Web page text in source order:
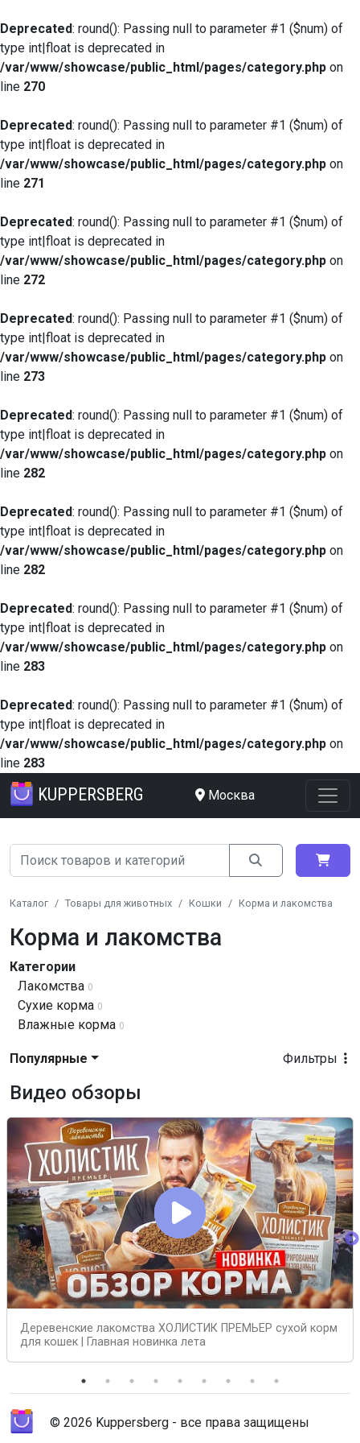
Deprecated: round(): Passing null to parameter #1 ($num) of
type int|float is deprecated in
/var/www/showcase/public_html/pages/category.php on
line 270
Deprecated: round(): Passing null to parameter #1 ($num) of
type int|float is deprecated in
/var/www/showcase/public_html/pages/category.php on
line 271
Deprecated: round(): Passing null to parameter #1 ($num) of
type int|float is deprecated in
/var/www/showcase/public_html/pages/category.php on
line 272
Deprecated: round(): Passing null to parameter #1 ($num) of
type int|float is deprecated in
/var/www/showcase/public_html/pages/category.php on
line 273
Deprecated: round(): Passing null to parameter #1 ($num) of
type int|float is deprecated in
/var/www/showcase/public_html/pages/category.php on
line 282
Deprecated: round(): Passing null to parameter #1 ($num) of
type int|float is deprecated in
/var/www/showcase/public_html/pages/category.php on
line 282
Deprecated: round(): Passing null to parameter #1 ($num) of
type int|float is deprecated in
/var/www/showcase/public_html/pages/category.php on
line 283
Deprecated: round(): Passing null to parameter #1 ($num) of
type int|float is deprecated in
/var/www/showcase/public_html/pages/category.php on
line 283
KUPPERSBERG Москва
Каталог Товары для животных Кошки Корма и лакомства
Корма и лакомства
Категории
Лакомства 0
Сухие корма 0
Влажные корма 0
Фильтры
Популярные
Видео обзоры
Деревенские лакомства ХОЛИСТИК ПРЕМЬЕР сухой корм
для кошек | Главная новинка лета
© 2026 Kuppersberg - все права защищены